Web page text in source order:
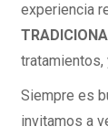
experiencia
Siempre es
invitamos a